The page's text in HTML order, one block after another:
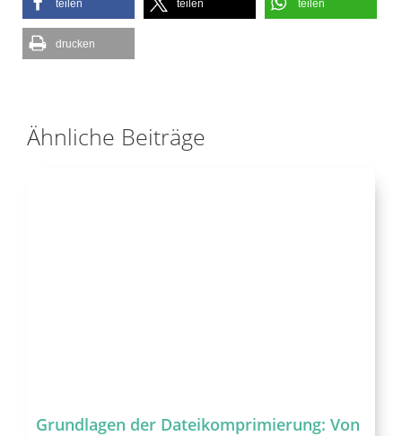
teilen teilen teilen
drucken
Ähnliche Beiträge
Grundlagen der Dateikomprimierung: Von